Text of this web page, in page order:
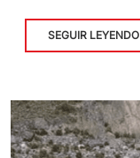
SEGUIR LEYENDO